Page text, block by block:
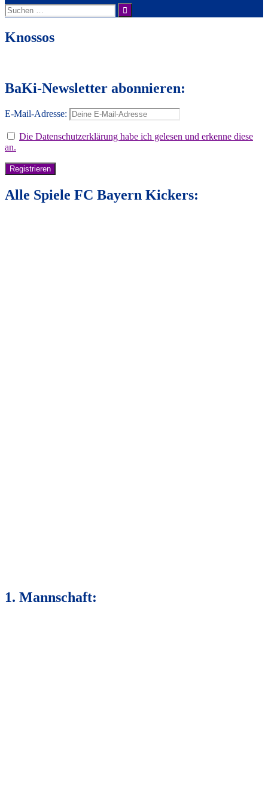
Suche
nach:
Knossos
BaKi-Newsletter abonnieren:
E-Mail-Adresse:
Die Datenschutzerklärung habe ich gelesen und erkenne diese
an.
Alle Spiele FC Bayern Kickers:
1. Mannschaft: